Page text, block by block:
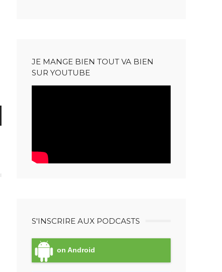
JE MANGE BIEN TOUT VA BIEN
SUR YOUTUBE
S'INSCRIRE AUX PODCASTS
on Android